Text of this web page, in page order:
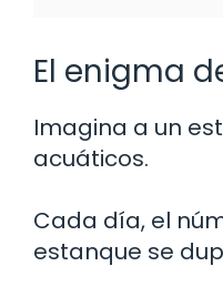
El enigma
Imagina a un
acuáticos.
Cada día, el
estanque se